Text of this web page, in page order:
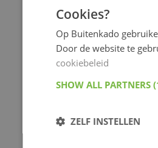
Cookies?
Op Buitenkado
Door de website te
cookiebeleid
SHOW ALL PARTNERS
ZELF INSTELLEN